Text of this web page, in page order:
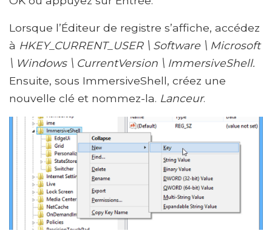
Lorsque l’Éditeur de registre s’affiche, accédez
à HKEY_CURRENT_USER \ Software \ Microsoft
\ Windows \ CurrentVersion \ ImmersiveShell.
Ensuite, sous ImmersiveShell, créez une
nouvelle clé et nommez-la. Lanceur.